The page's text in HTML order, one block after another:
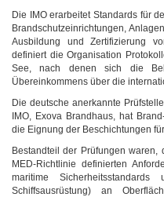
Die IMO erarbeitet Standards für
Brandschutzeinrichtungen,
Ausbildung und Zertifizierung
definiert die Organisation
See, nach denen sich die
Übereinkommens über die
Die deutsche anerkannte
IMO, Exova Brandhaus, hat
die Eignung der Beschichtungen
Bestandteil der Prüfungen
MED-Richtlinie definierten
maritime
Schiffsausrüstung) an